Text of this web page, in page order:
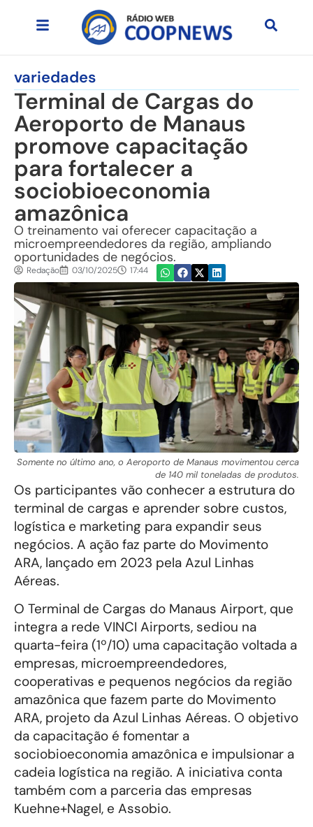
variedades
Terminal de Cargas do
Aeroporto de Manaus
promove capacitação
para fortalecer a
sociobioeconomia
amazônica
O treinamento vai oferecer capacitação a
microempreendedores da região, ampliando
oportunidades de negócios.
Redação 03/10/2025 17:44
Somente no último ano, o Aeroporto de Manaus movimentou cerca
de 140 mil toneladas de produtos.
Os participantes vão conhecer a estrutura do
terminal de cargas e aprender sobre custos,
logística e marketing para expandir seus
negócios. A ação faz parte do Movimento
ARA, lançado em 2023 pela Azul Linhas
Aéreas.
O Terminal de Cargas do Manaus Airport, que
integra a rede VINCI Airports, sediou na
quarta-feira (1º/10) uma capacitação voltada a
empresas, microempreendedores,
cooperativas e pequenos negócios da região
amazônica que fazem parte do Movimento
ARA, projeto da Azul Linhas Aéreas. O objetivo
da capacitação é fomentar a
sociobioeconomia amazônica e impulsionar a
cadeia logística na região. A iniciativa conta
também com a parceria das empresas
Kuehne+Nagel, e Assobio.